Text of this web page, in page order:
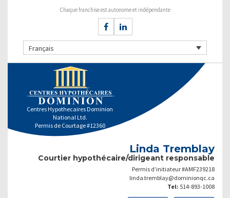
Chaque franchise est autonome et indépendante
Français
Centres Hypothecaires Dominion
National Ltd.
Permis de Courtage #12360
Linda Tremblay
Courtier hypothécaire/dirigeant responsable
Permis d’initiateur #AMF239218
linda.tremblay@dominionqc.ca
Tel: 514-893-1008